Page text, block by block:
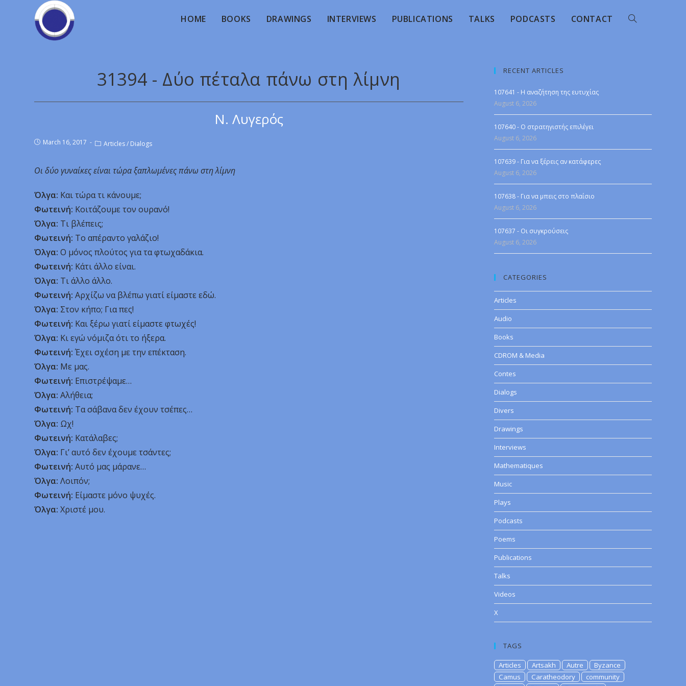
HOME BOOKS DRAWINGS INTERVIEWS PUBLICATIONS TALKS PODCASTS CONTACT
31394 - Δύο πέταλα πάνω στη λίμνη
Ν. Λυγερός
March 16, 2017 Articles/ Dialogs
Οι δύο γυναίκες είναι τώρα ξαπλωμένες πάνω στη λίμνη
Όλγα: Και τώρα τι κάνουμε;
Φωτεινή: Κοιτάζουμε τον ουρανό!
Όλγα: Τι βλέπεις;
Φωτεινή: Το απέραντο γαλάζιο!
Όλγα:Ο μόνος πλούτος για τα φτωχαδάκια.
Φωτεινή: Κάτι άλλο είναι.
Όλγα: Τι άλλο άλλο.
Φωτεινή:Αρχίζω να βλέπω γιατί είμαστε εδώ.
Όλγα: Στον κήπο; Για πες!
Φωτεινή: Και ξέρω γιατί είμαστε φτωχές!
Όλγα: Κι εγώ νόμιζα ότι το ήξερα.
Φωτεινή:Έχει σχέση με την επέκταση.
Όλγα: Με μας.
Φωτεινή: Επιστρέψαμε…
Όλγα:Αλήθεια;
Φωτεινή: Τα σάβανα δεν έχουν τσέπες…
Όλγα: Ωχ!
Φωτεινή: Κατάλαβες;
Όλγα: Γι’ αυτό δεν έχουμε τσάντες;
Φωτεινή: Αυτό μας μάρανε…
Όλγα:Λοιπόν;
Φωτεινή: Είμαστε μόνο ψυχές.
Όλγα: Χριστέ μου.
RECENT ARTICLES
107641 - Η αναζήτηση της ευτυχίας
August 6, 2026
107640 - Ο στρατηγιστής επιλέγει
August 6, 2026
107639 - Για να ξέρεις αν κατάφερες
August 6, 2026
107638 - Για να μπεις στο πλαίσιο
August 6, 2026
107637 - Οι συγκρούσεις
August 6, 2026
CATEGORIES
Articles
Audio
Books
CDROM & Media
Contes
Dialogs
Divers
Drawings
Interviews
Mathematiques
Music
Plays
Podcasts
Poems
Publications
Talks
Videos
X
TAGS
Articles Artsakh Autre
Byzance
Camus
Caratheodory
community